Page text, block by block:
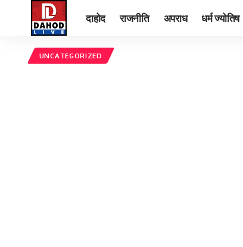
दाहोद राजनीति अपराध धर्म ज्योतिष
UNCATEGORIZED